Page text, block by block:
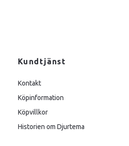
Kundtjänst
Kontakt
Köpinformation
Köpvillkor
Historien om Djurtema